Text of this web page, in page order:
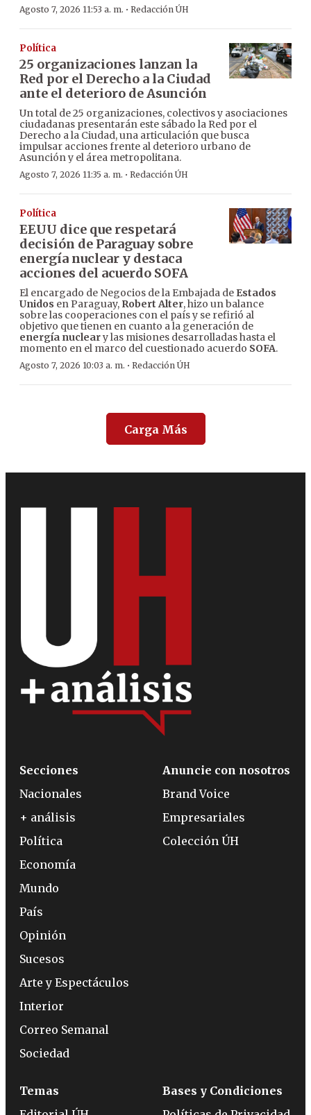
Agosto 7, 2026 11:53 a. m. · Redacción ÚH
Política
25 organizaciones lanzan la
Red por el Derecho a la Ciudad
ante el deterioro de Asunción
Un total de 25 organizaciones, colectivos y asociaciones
ciudadanas presentarán este sábado la Red por el
Derecho a la Ciudad, una articulación que busca
impulsar acciones frente al deterioro urbano de
Asunción y el área metropolitana.
Agosto 7, 2026 11:35 a. m. · Redacción ÚH
Política
EEUU dice que respetará
decisión de Paraguay sobre
energía nuclear y destaca
acciones del acuerdo SOFA
El encargado de Negocios de la Embajada de Estados
Unidos en Paraguay, Robert Alter, hizo un balance
sobre las cooperaciones con el país y se refirió al
objetivo que tienen en cuanto a la generación de
energía nucleary las misiones desarrolladas hasta el
momento en el marco del cuestionado acuerdo SOFA.
Agosto 7, 2026 10:03 a. m. · Redacción ÚH
Carga Más
Secciones
Nacionales
+ análisis
Política
Economía
Mundo
País
Opinión
Sucesos
Arte y Espectáculos
Interior
Correo Semanal
Sociedad
Anuncie con nosotros
Brand Voice
Empresariales
Colección ÚH
Temas
Bases y Condiciones